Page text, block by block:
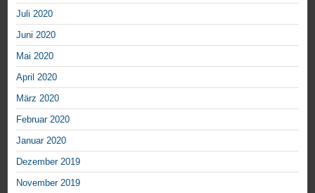
Juli 2020
Juni 2020
Mai 2020
April 2020
März 2020
Februar 2020
Januar 2020
Dezember 2019
November 2019